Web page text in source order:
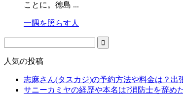
ことに。徳島 ...
一隅を照らす人
人気の投稿
志麻さん(タスカジ)の予約方法や料金は？出
サニーカミヤの経歴や本名は?消防士を辞め